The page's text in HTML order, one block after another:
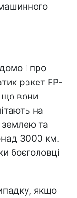
і про
ракет FP-
що вони
на
землею та
3000 км.
боєголовці
якщо